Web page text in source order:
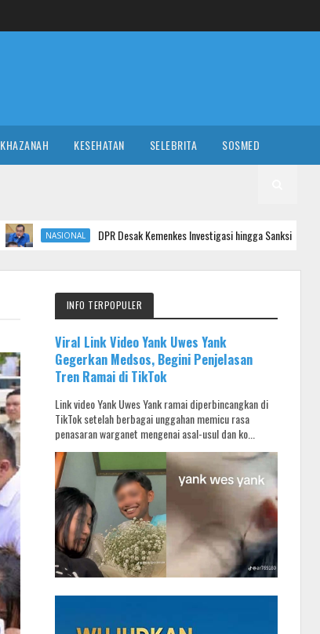
KHAZANAH KESEHATAN SELEBRITA SOSMED
DPR Desak Kemenkes Investigasi hingga Sanksi Para Nakes yang Bully
INFO TERPOPULER
Viral Link Video Yank Uwes Yank
Gegerkan Medsos, Begini Penjelasan
Tren Ramai di TikTok
Link video Yank Uwes Yank ramai diperbincangkan di
TikTok setelah berbagai unggahan memicu rasa
penasaran warganet mengenai asal-usul dan ko...